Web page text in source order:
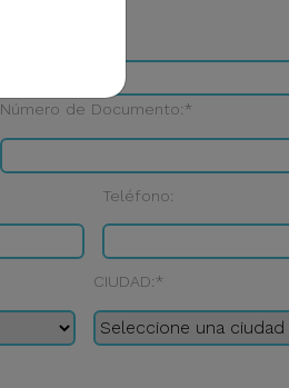
Número de Documento:*
Teléfono:
CIUDAD:*